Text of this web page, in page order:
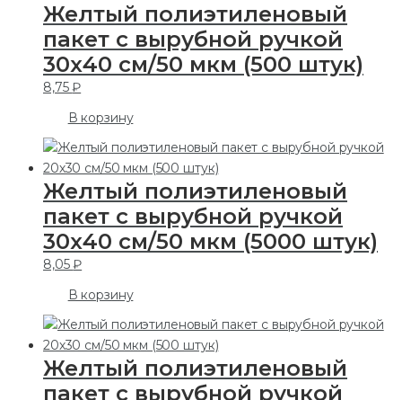
Желтый полиэтиленовый
пакет с вырубной ручкой
30х40 см/50 мкм (500 штук)
8,75₽
В корзину
Желтый полиэтиленовый
пакет с вырубной ручкой
30х40 см/50 мкм (5000 штук)
8,05₽
В корзину
Желтый полиэтиленовый
пакет с вырубной ручкой